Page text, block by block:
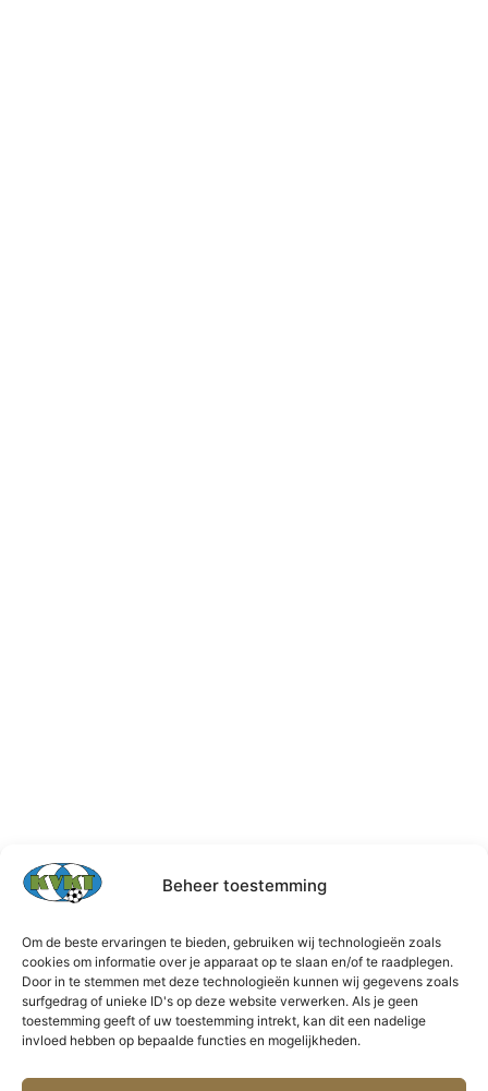
Beheer toestemming
Om de beste ervaringen te bieden, gebruiken wij technologieën zoals
cookies om informatie over je apparaat op te slaan en/of te raadplegen.
Door in te stemmen met deze technologieën kunnen wij gegevens zoals
surfgedrag of unieke ID's op deze website verwerken. Als je geen
toestemming geeft of uw toestemming intrekt, kan dit een nadelige
invloed hebben op bepaalde functies en mogelijkheden.